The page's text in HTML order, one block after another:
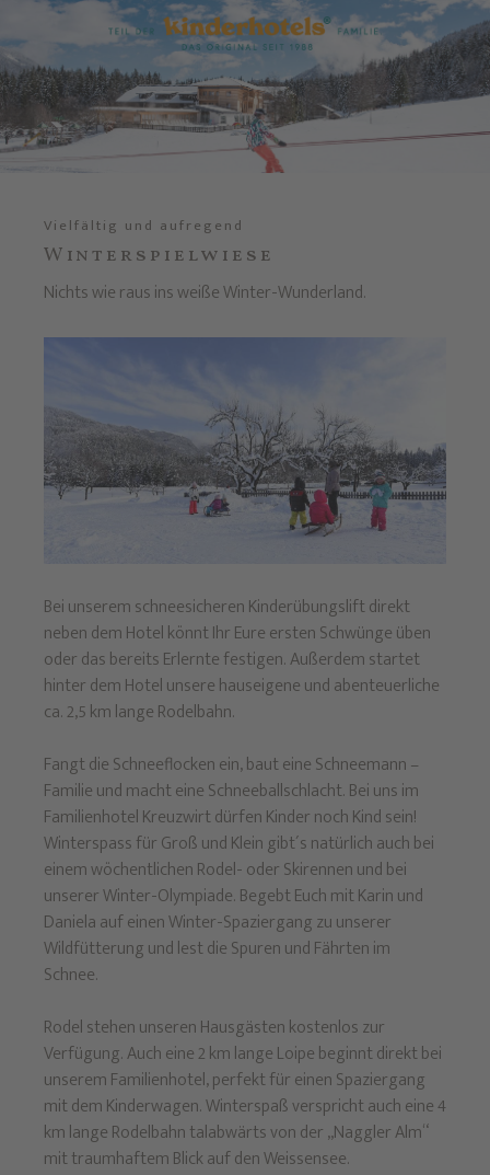
Vielfältig und aufregend
Winterspielwiese
Nichts wie raus ins weiße Winter-Wunderland.
Bei unserem schneesicheren Kinderübungslift direkt
neben dem Hotel könnt Ihr Eure ersten Schwünge üben
oder das bereits Erlernte festigen. Außerdem startet
hinter dem Hotel unsere hauseigene und abenteuerliche
ca. 2,5 km lange Rodelbahn.
Fangt die Schneeflocken ein, baut eine Schneemann –
Familie und macht eine Schneeballschlacht. Bei uns im
Familienhotel Kreuzwirt dürfen Kinder noch Kind sein!
Winterspass für Groß und Klein gibt´s natürlich auch bei
einem wöchentlichen Rodel- oder Skirennen und bei
unserer Winter-Olympiade. Begebt Euch mit Karin und
Daniela auf einen Winter-Spaziergang zu unserer
Wildfütterung und lest die Spuren und Fährten im
Schnee.
Rodel stehen unseren Hausgästen kostenlos zur
Verfügung. Auch eine 2 km lange Loipe beginnt direkt bei
unserem Familienhotel, perfekt für einen Spaziergang
mit dem Kinderwagen. Winterspaß verspricht auch eine 4
km lange Rodelbahn talabwärts von der „Naggler Alm“
mit traumhaftem Blick auf den Weissensee.